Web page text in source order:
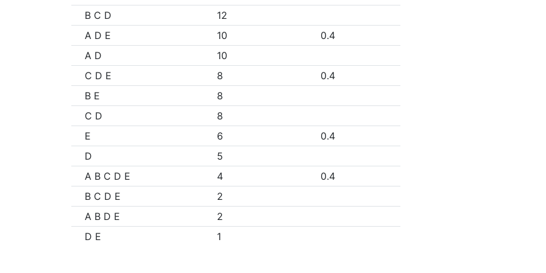
B C D
12
A D E
10
0.4
A D
10
C D E
8
0.4
B E
8
C D
8
E
6
0.4
D
5
A B C D E
4
0.4
B C D E
2
A B D E
2
D E
1